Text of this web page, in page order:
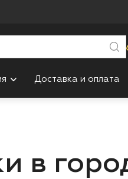
Доставка и оплата
в